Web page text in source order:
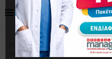
Home Επικοινωνία Ασθενή
εταιρικής επικοινωνίας